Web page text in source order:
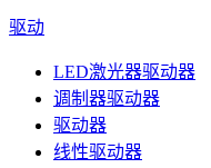
驱动
LED激光器驱动器
调制器驱动器
驱动器
线性驱动器